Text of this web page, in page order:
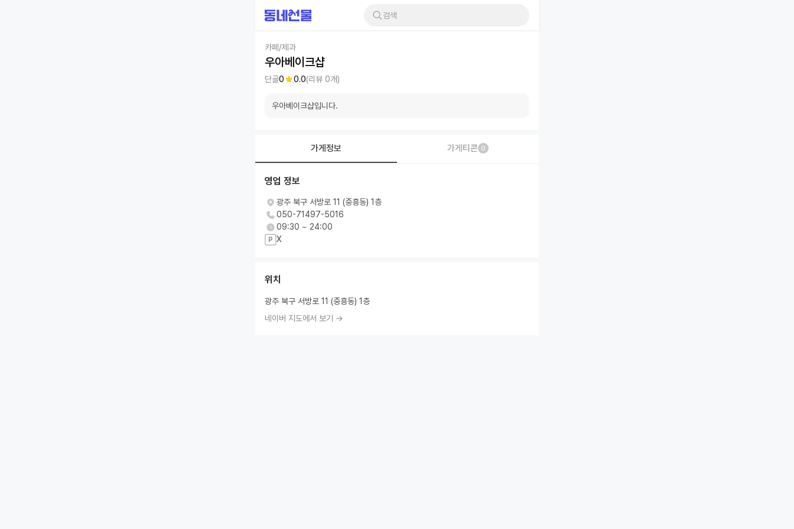
검색
카페/제과
우아베이크샵
단골0 0.0(리뷰 0개)
우아베이크샵입니다.
가게정보 가게티콘 0
영업 정보
광주 북구 서방로 11 (중흥동) 1층
050-71497-5016
09:30 ~ 24:00
P X
위치
광주 북구 서방로 11 (중흥동) 1층
네이버 지도에서 보기 →